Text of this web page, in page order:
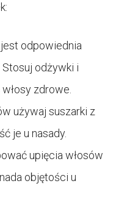
odpowiednia
Stosuj odżywki i
zdrowe.
używaj suszarki z
je u nasady.
upięcia włosów
objętości u